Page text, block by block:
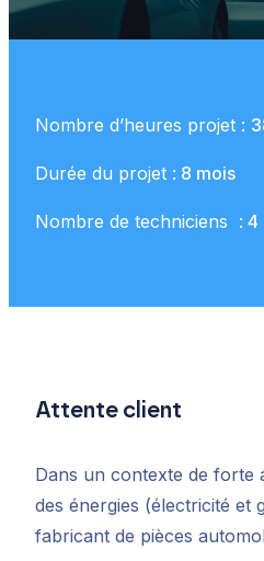
Nombre d’heures projet :
Durée du projet : 8 mois
Nombre de techniciens : 4
Attente client
Dans un contexte de forte
des énergies (électricité et
fabricant de pièces